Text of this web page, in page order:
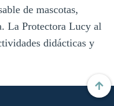
de mascotas,
La Protectora Lucy al
didácticas y